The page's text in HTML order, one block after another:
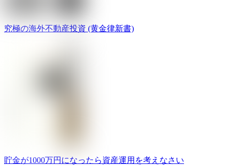
究極の海外不動産投資 (黄金律新書)
貯金が1000万円になったら資産運用を考えなさい